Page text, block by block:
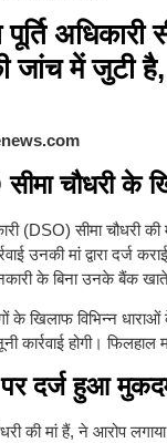
पूर्ति
जांच में जुटी
चौधरी
(DSO) सीमा
उनकी मां द्वारा
के बिना उनके बैंक खाते
के खिलाफ विभिन्न
होगी। फिलहाल
दर्ज हुआ
की मां हैं, ने आरोप